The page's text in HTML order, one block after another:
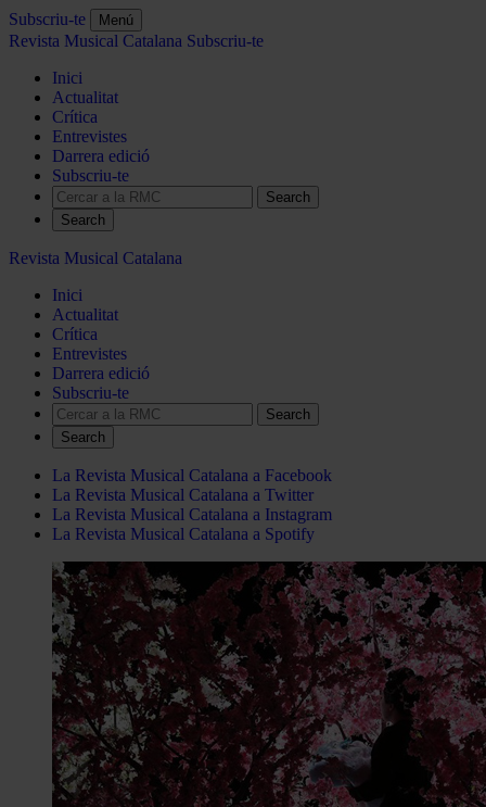
Subscriu-te Menú
Revista Musical Catalana Subscriu-te
Inici
Actualitat
Crítica
Entrevistes
Darrera edició
Subscriu-te
Search
Revista Musical Catalana
Inici
Actualitat
Crítica
Entrevistes
Darrera edició
Subscriu-te
Search
La Revista Musical Catalana a Facebook
La Revista Musical Catalana a Twitter
La Revista Musical Catalana a Instagram
La Revista Musical Catalana a Spotify